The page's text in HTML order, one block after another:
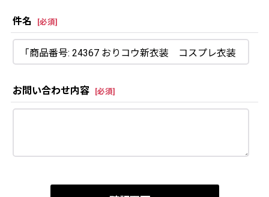
件名 [必須]
お問い合わせ内容 [必須]